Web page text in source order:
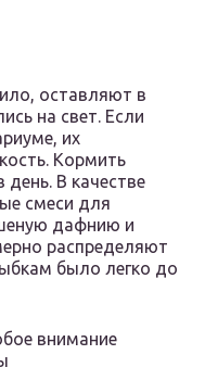
оставляют в
на свет. Если
их
Кормить
В качестве
смеси для
дафнию и
распределяют
было легко до
внимание